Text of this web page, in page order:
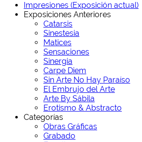
Impresiones (Exposición actual)
Exposiciones Anteriores
Catarsis
Sinestesia
Matices
Sensaciones
Sinergia
Carpe Diem
Sin Arte No Hay Paraíso
El Embrujo del Arte
Arte By Sábila
Erotismo & Abstracto
Categorías
Obras Gráficas
Grabado